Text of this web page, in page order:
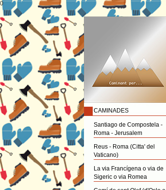
0
CAMINADES
Santiago de Compostela -
Roma - Jerusalem
Reus - Roma (Citta' del
Vaticano)
La via Francígena o via de
Sigeric o via Romea